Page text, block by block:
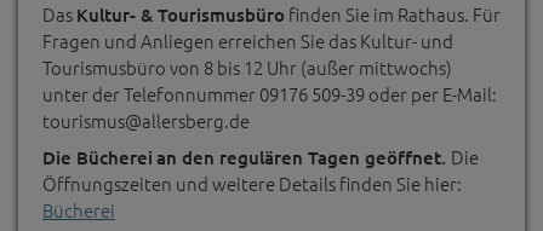
Das Kultur- & Tourismusbüro finden Sie im Rathaus. Für
Fragen und Anliegen erreichen Sie das Kultur- und
Tourismusbüro von 8 bis 12 Uhr (außer mittwochs)
unter der Telefonnummer 09176 509-39 oder per E-Mail:
tourismus@allersberg.de
Die Bücherei an den regulären Tagen geöffnet. Die
Öffnungszeiten und weitere Details finden Sie hier:
Bücherei